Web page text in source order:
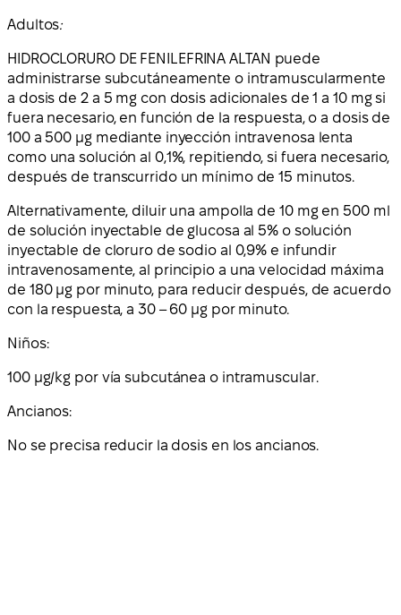
Adultos:
HIDROCLORURO DE FENILEFRINA ALTAN puede
administrarse subcutáneamente o intramuscularmente
a dosis de 2 a 5 mg con dosis adicionales de 1 a 10 mg si
fuera necesario, en función de la respuesta, o a dosis de
100 a 500 μg mediante inyección intravenosa lenta
como una solución al 0,1%, repitiendo, si fuera necesario,
después de transcurrido un mínimo de 15 minutos.
Alternativamente, diluir una ampolla de 10 mg en 500 ml
de solución inyectable de glucosa al 5% o solución
inyectable de cloruro de sodio al 0,9% e infundir
intravenosamente, al principio a una velocidad máxima
de 180 μg por minuto, para reducir después, de acuerdo
con la respuesta, a 30 – 60 μg por minuto.
Niños:
100 μg/kg por vía subcutánea o intramuscular.
Ancianos:
No se precisa reducir la dosis en los ancianos.